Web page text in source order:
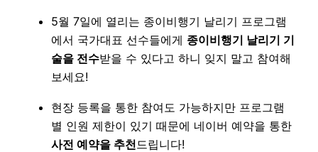
5월 7일에 열리는 종이비행기 날리기 프로그램
에서 국가대표 선수들에게 종이비행기 날리기 기
술을 전수받을 수 있다고 하니 잊지 말고 참여해
보세요!
현장 등록을 통한 참여도 가능하지만 프로그램
별 인원 제한이 있기 때문에 네이버 예약을 통한
사전 예약을 추천드립니다!